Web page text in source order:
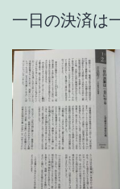
一日の決済は